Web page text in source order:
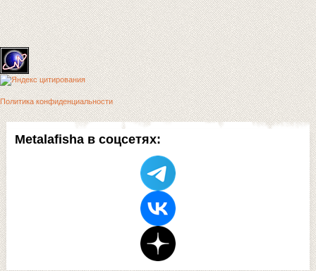
Metalafisha в соцсетях:
Политика конфиденциальности